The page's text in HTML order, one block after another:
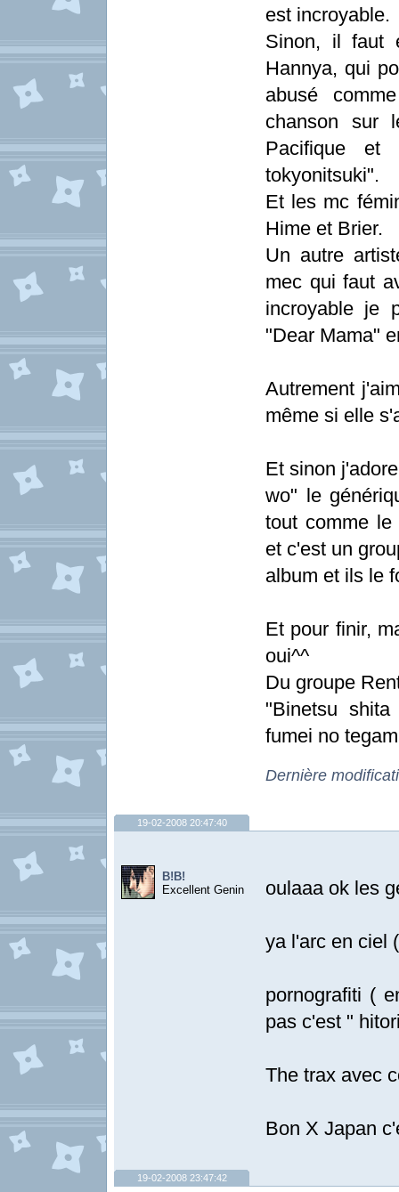
est incroyable.
Sinon, il faut
Hannya, qui
abusé
chanson sur
Pacifique et
tokyonitsuki".
Et les mc
Hime et Brier.
Un autre
mec qui faut
incroyable je
"Dear Mama"
Autrement
même si elle
Et sinon
wo" le
tout comme le
et c'est un
album et ils le
Et pour finir,
oui^^
Du groupe
"Binetsu
fumei no
Dernière
19-02-2008 20:47:40
B!B!
Excellent Genin
oulaaa ok les
ya l'arc en ciel
pornografiti (
pas c'est "
The trax avec
Bon X Japan
19-02-2008 23:47:42